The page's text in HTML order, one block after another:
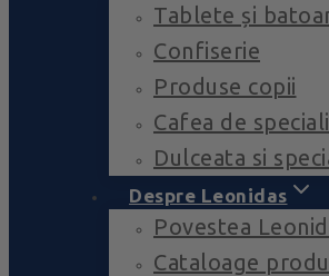
Tablete și
Confiserie
Produse copii
Cafea de
Dulceata si
Despre Leonidas
Povestea
Cataloage